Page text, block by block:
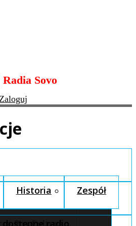
Radia Sovo
Historia Zespół
Pro Cultura
dostępne radio